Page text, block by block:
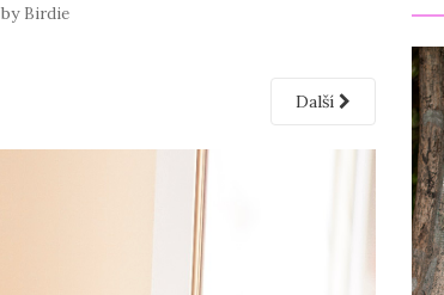
by Birdie
Další